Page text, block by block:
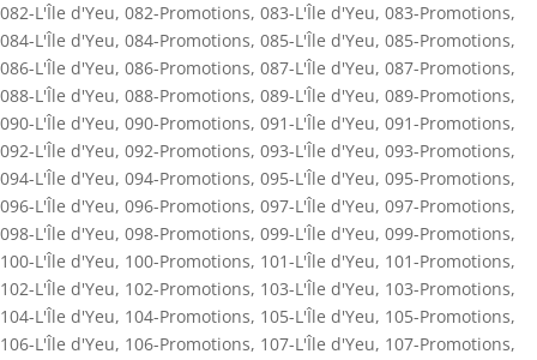
082-L'Île d'Yeu, 082-Promotions, 083-L'Île d'Yeu, 083-Promotions,
084-L'Île d'Yeu, 084-Promotions, 085-L'Île d'Yeu, 085-Promotions,
086-L'Île d'Yeu, 086-Promotions, 087-L'Île d'Yeu, 087-Promotions,
088-L'Île d'Yeu, 088-Promotions, 089-L'Île d'Yeu, 089-Promotions,
090-L'Île d'Yeu, 090-Promotions, 091-L'Île d'Yeu, 091-Promotions,
092-L'Île d'Yeu, 092-Promotions, 093-L'Île d'Yeu, 093-Promotions,
094-L'Île d'Yeu, 094-Promotions, 095-L'Île d'Yeu, 095-Promotions,
096-L'Île d'Yeu, 096-Promotions, 097-L'Île d'Yeu, 097-Promotions,
098-L'Île d'Yeu, 098-Promotions, 099-L'Île d'Yeu, 099-Promotions,
100-L'Île d'Yeu, 100-Promotions, 101-L'Île d'Yeu, 101-Promotions,
102-L'Île d'Yeu, 102-Promotions, 103-L'Île d'Yeu, 103-Promotions,
104-L'Île d'Yeu, 104-Promotions, 105-L'Île d'Yeu, 105-Promotions,
106-L'Île d'Yeu, 106-Promotions, 107-L'Île d'Yeu, 107-Promotions,